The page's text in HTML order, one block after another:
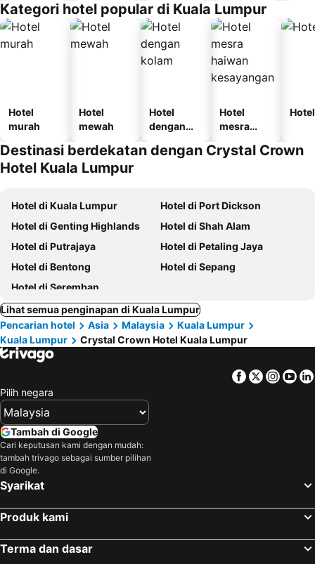
Kategori hotel popular di Kuala Lumpur
Hotel
murah
Hotel
mewah
Hotel
dengan
Hotel
mesra
kesayanga
Destinasi berdekatan dengan Crystal Crown
Hotel Kuala Lumpur
Hotel di Kuala Lumpur
Hotel di Port Dickson
Hotel di Genting Highlands
Hotel di Shah Alam
Hotel di Putrajaya
Hotel di Petaling Jaya
Hotel di Bentong
Hotel di Sepang
Hotel di Seremban
Lihat semua penginapan di Kuala Lumpur
Pencarian hotel
Asia Malaysia
Kuala Lumpur
Kuala Lumpur
Crystal Crown Hotel Kuala Lumpur
Facebook
Twitter
Pilih negara
Tambah di Google
Cari keputusan kami dengan mudah:
tambah trivago sebagai sumber pilihan
di Google.
Syarikat
Produk kami
Terma dan dasar